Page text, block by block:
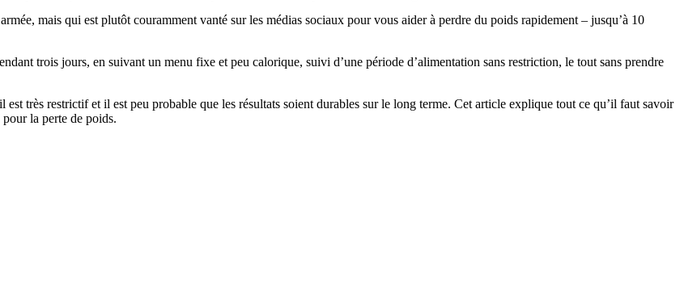
mais qui est plutôt couramment vanté sur les médias sociaux pour vous aider à perdre du poids rapidement – jusqu’à 10
trois jours, en suivant un menu fixe et peu calorique, suivi d’une période d’alimentation sans restriction, le tout sans prendre
très restrictif et il est peu probable que les résultats soient durables sur le long terme. Cet article explique tout ce qu’il faut savoir
la perte de poids.